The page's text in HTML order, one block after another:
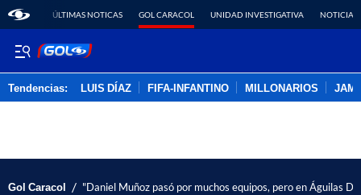
ÚLTIMAS NOTICAS GOL CARACOL UNIDAD INVESTIGATIVA NOTICIAS
Tendencias: LUIS DÍAZ FIFA-INFANTINO MILLONARIOS
Gol Caracol / "Daniel Muñoz pasó por muchos equipos, pero en Águilas